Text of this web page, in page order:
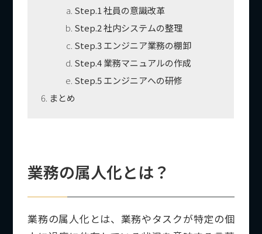
Step.1 社員の意識改革
Step.2 社内システムの整理
Step.3 エンジニア業務の棚卸
Step.4 業務マニュアルの作成
Step.5 エンジニアへの研修
まとめ
業務の属人化とは？
業務の属人化とは、業務やタスクが特定の個